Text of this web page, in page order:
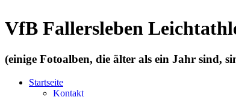
VfB Fallersleben
(einige Fotoalben, die älter als ein Jahr sind,
Startseite
Kontakt